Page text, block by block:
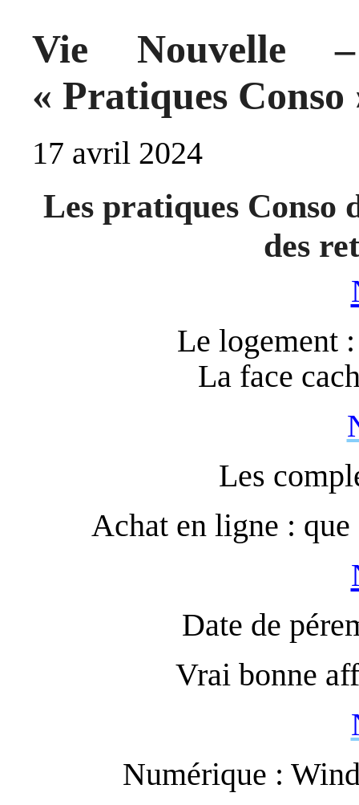
Vie Nouvelle
« Pratiques Conso
17 avril 2024
Les pratiques Conso
des
Le logement
La face
Les
Achat en ligne : que
Date de
Vrai bonne
Numérique :